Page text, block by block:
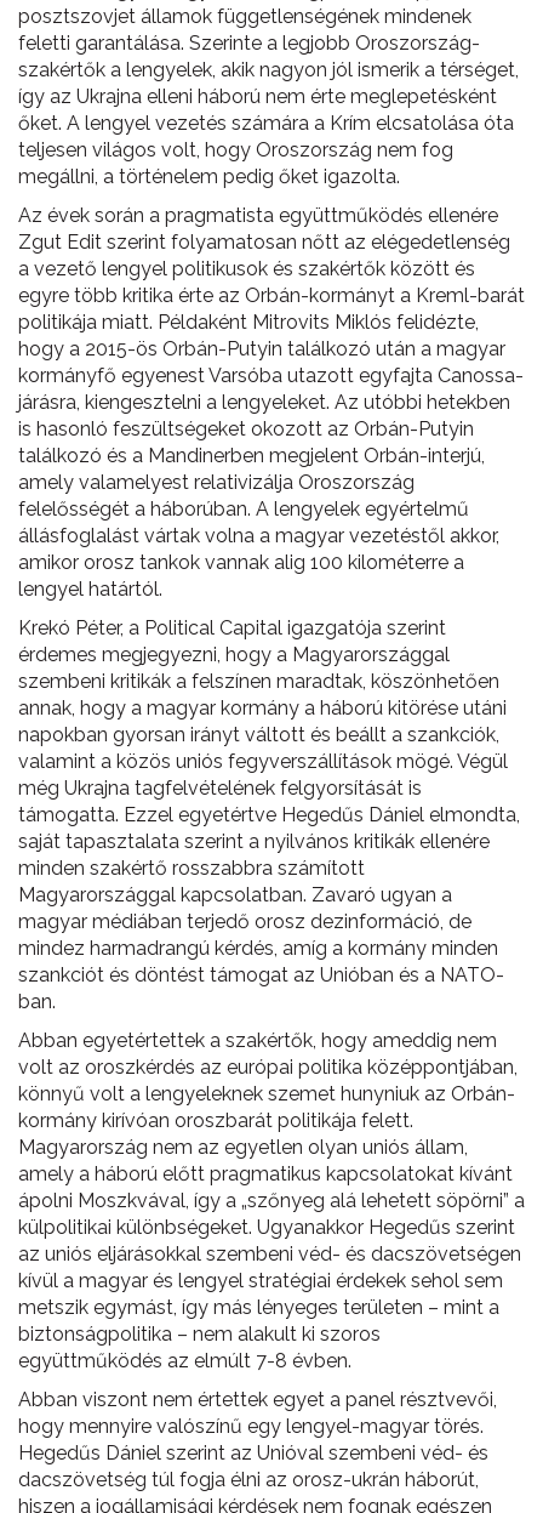
posztszovjet államok függetlenségének mindenek
feletti garantálása. Szerinte a legjobb Oroszország-
szakértők a lengyelek, akik nagyon jól ismerik a térséget,
így az Ukrajna elleni háború nem érte meglepetésként
őket. A lengyel vezetés számára a Krím elcsatolása óta
teljesen világos volt, hogy Oroszország nem fog
megállni, a történelem pedig őket igazolta.
Az évek során a pragmatista együttműködés ellenére
Zgut Edit szerint folyamatosan nőtt az elégedetlenség
a vezető lengyel politikusok és szakértők között és
egyre több kritika érte az Orbán-kormányt a Kreml-barát
politikája miatt. Példaként Mitrovits Miklós felidézte,
hogy a 2015-ös Orbán-Putyin találkozó után a magyar
kormányfő egyenest Varsóba utazott egyfajta Canossa-
járásra, kiengesztelni a lengyeleket. Az utóbbi hetekben
is hasonló feszültségeket okozott az Orbán-Putyin
találkozó és a Mandinerben megjelent Orbán-interjú,
amely valamelyest relativizálja Oroszország
felelősségét a háborúban. A lengyelek egyértelmű
állásfoglalást vártak volna a magyar vezetéstől akkor,
amikor orosz tankok vannak alig 100 kilométerre a
lengyel határtól.
Krekó Péter, a Political Capital igazgatója szerint
érdemes megjegyezni, hogy a Magyarországgal
szembeni kritikák a felszínen maradtak, köszönhetően
annak, hogy a magyar kormány a háború kitörése utáni
napokban gyorsan irányt váltott és beállt a szankciók,
valamint a közös uniós fegyverszállítások mögé. Végül
még Ukrajna tagfelvételének felgyorsítását is
támogatta. Ezzel egyetértve Hegedűs Dániel elmondta,
saját tapasztalata szerint a nyilvános kritikák ellenére
minden szakértő rosszabbra számított
Magyarországgal kapcsolatban. Zavaró ugyan a
magyar médiában terjedő orosz dezinformáció, de
mindez harmadrangú kérdés, amíg a kormány minden
szankciót és döntést támogat az Unióban és a NATO-
ban.
Abban egyetértettek a szakértők, hogy ameddig nem
volt az oroszkérdés az európai politika középpontjában,
könnyű volt a lengyeleknek szemet hunyniuk az Orbán-
kormány kirívóan oroszbarát politikája felett.
Magyarország nem az egyetlen olyan uniós állam,
amely a háború előtt pragmatikus kapcsolatokat kívánt
ápolni Moszkvával, így a „szőnyeg alá lehetett söpörni” a
külpolitikai különbségeket. Ugyanakkor Hegedűs szerint
az uniós eljárásokkal szembeni véd- és dacszövetségen
kívül a magyar és lengyel stratégiai érdekek sehol sem
metszik egymást, így más lényeges területen – mint a
biztonságpolitika – nem alakult ki szoros
együttműködés az elmúlt 7-8 évben.
Abban viszont nem értettek egyet a panel résztvevői,
hogy mennyire valószínű egy lengyel-magyar törés.
Hegedűs Dániel szerint az Unióval szembeni véd- és
dacszövetség túl fogja élni az orosz-ukrán háborút,
hiszen a jogállamisági kérdések nem fognak egészen